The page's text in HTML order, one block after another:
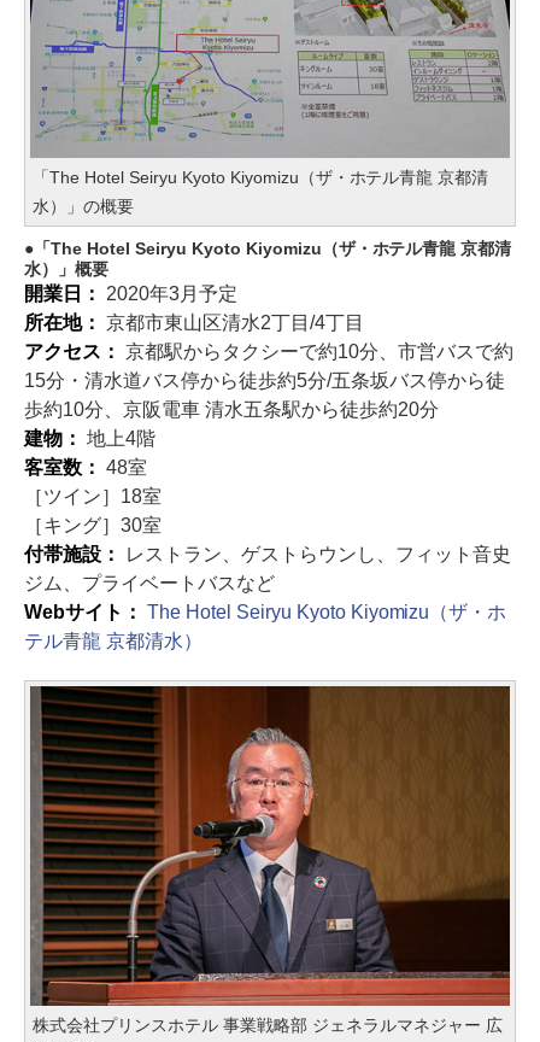
「The Hotel Seiryu Kyoto Kiyomizu（ザ・ホテル青龍 京都清
水）」の概要
「The Hotel Seiryu Kyoto Kiyomizu（ザ・ホテル青龍 京都清
水）」概要
開業日： 2020年3月予定
所在地： 京都市東山区清水2丁目/4丁目
アクセス： 京都駅からタクシーで約10分、市営バスで約
15分・清水道バス停から徒歩約5分/五条坂バス停から徒
歩約10分、京阪電車 清水五条駅から徒歩約20分
建物： 地上4階
客室数： 48室
［ツイン］18室
［キング］30室
付帯施設：
レストラン、ゲストらウンし、フィット音史
ジム、プライベートバスなど
Webサイト： The Hotel Seiryu Kyoto Kiyomizu（ザ・ホ
テル青龍 京都清水）
株式会社プリンスホテル 事業戦略部 ジェネラルマネジャー 広